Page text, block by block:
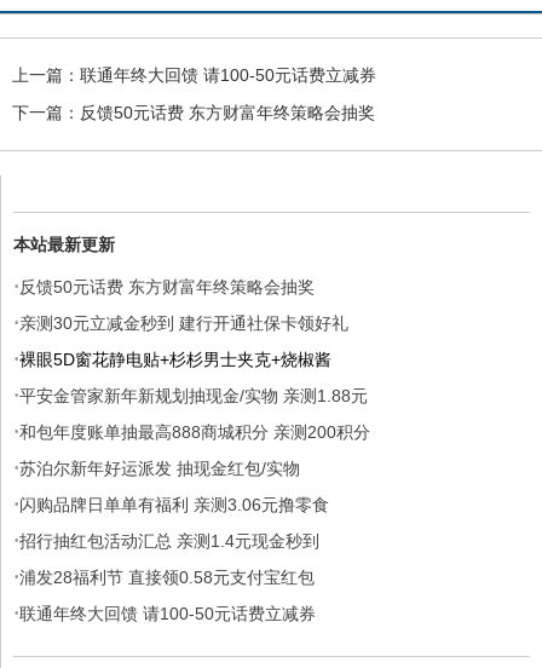
上一篇： 联通年终大回馈 请100-50元话费立减券
下一篇： 反馈50元话费 东方财富年终策略会抽奖
本站最新更新
·反馈50元话费 东方财富年终策略会抽奖
·亲测30元立减金秒到 建行开通社保卡领好礼
·裸眼5D窗花静电贴+杉杉男士夹克+烧椒酱
·平安金管家新年新规划抽现金/实物 亲测1.88元
·和包年度账单抽最高888商城积分 亲测200积分
·苏泊尔新年好运派发 抽现金红包/实物
·闪购品牌日单单有福利 亲测3.06元撸零食
·招行抽红包活动汇总 亲测1.4元现金秒到
·浦发28福利节 直接领0.58元支付宝红包
·联通年终大回馈 请100-50元话费立减券